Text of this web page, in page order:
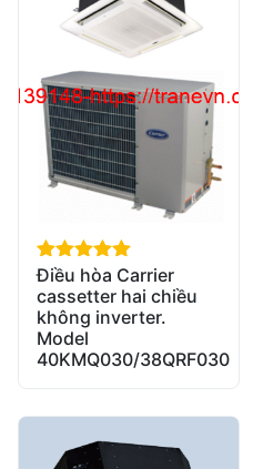
out of 5
Điều hòa Carrier
cassetter hai chiều
không inverter.
Model
40KMQ030/38QRF030